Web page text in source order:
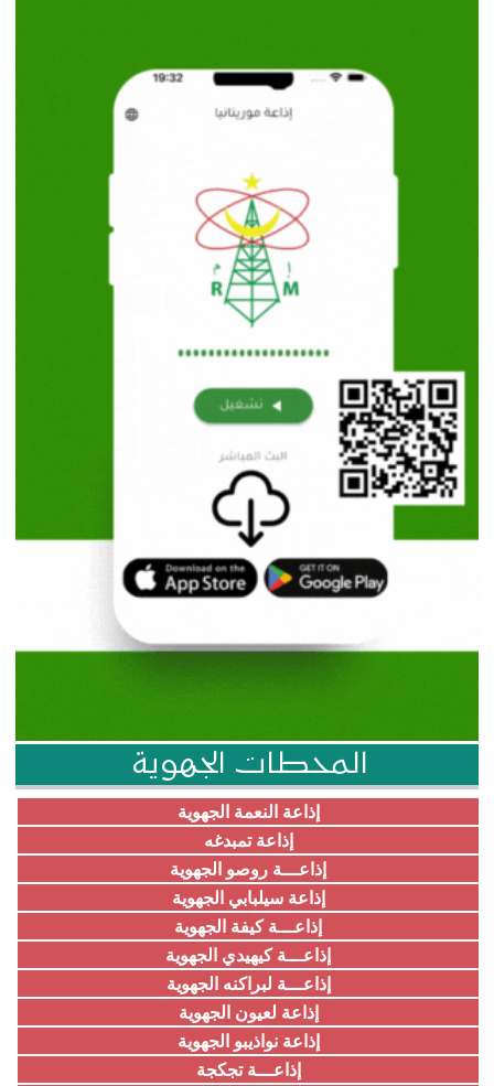
المحطات الجهوية
إذاعة النعمة الجهوية
إذاعة تمبدغه
إذاعـــة روصو الجهوية
إذاعة سيلبابي الجهوية
إذاعـــة كيفة الجهوية
إذاعـــة كيهيدي الجهوية
إذاعـــة لبراكنه الجهوية
إذاعة لعيون الجهوية
إذاعة نواذيبو الجهوية
إذاعـــة تجكجة